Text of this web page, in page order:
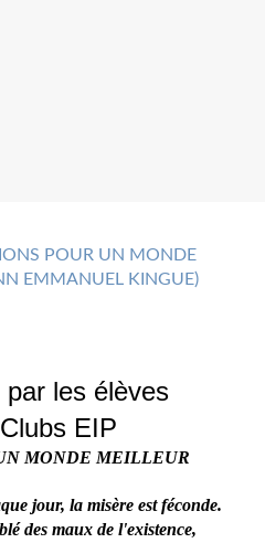
les élèves
EIP
MONDE MEILLEUR
jour, la misère est féconde.
des maux de l'existence,